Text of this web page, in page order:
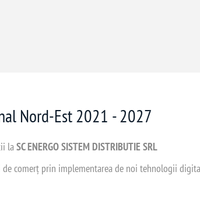
Nord-Est 2021 - 2027
laSC ENERGO SISTEM DISTRIBUTIE SRL
comerț prin implementarea de noi tehnologii